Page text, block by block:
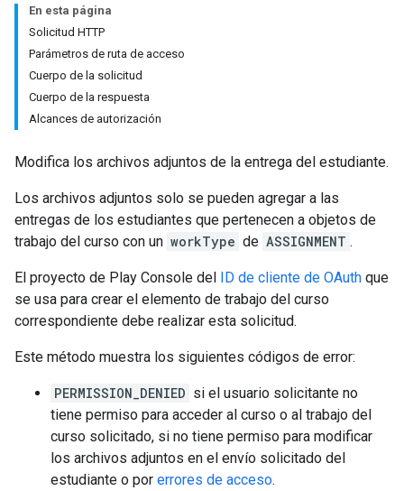
En esta página
Solicitud HTTP
Parámetros de ruta de acceso
Cuerpo de la solicitud
Cuerpo de la respuesta
Alcances de autorización
Modifica los archivos adjuntos de la entrega del estudiante.
Los archivos adjuntos solo se pueden agregar a las
entregas de los estudiantes que pertenecen a objetos de
trabajo del curso con un workType de ASSIGNMENT .
El proyecto de Play Console del ID de cliente de OAuth que
se usa para crear el elemento de trabajo del curso
correspondiente debe realizar esta solicitud.
Este método muestra los siguientes códigos de error:
PERMISSION_DENIED si el usuario solicitante no
tiene permiso para acceder al curso o al trabajo del
curso solicitado, si no tiene permiso para modificar
los archivos adjuntos en el envío solicitado del
estudiante o por errores de acceso.